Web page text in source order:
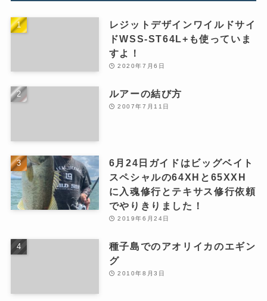
レジットデザインワイルドサイ
ドWSS-ST64L+も使っていま
すよ！
2020年7月6日
ルアーの結び方
2007年7月11日
6月24日ガイドはビッグベイト
スペシャルの64XHと65XXH
に入魂修行とテキサス修行依頼
でやりきりました！
2019年6月24日
種子島でのアオリイカのエギン
グ
2010年8月3日